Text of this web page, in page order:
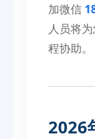
加微信
人员将
程协助。
2026